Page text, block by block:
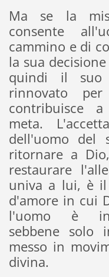
Ma se la
consente
cammino e di
la sua
quindi il suo
rinnovato
contribuisce
meta.
dell'uomo del
ritornare a
restaurare
univa a lui, è
d'amore in cui
l'uomo è
sebbene solo
messo in
divina.